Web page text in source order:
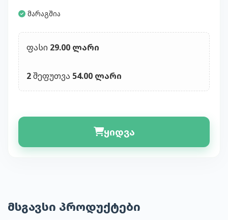
მარაგშია
ფასი 29.00 ლარი
2შეფუთვა 54.00 ლარი
ყიდვა
მსგავსი პროდუქტები